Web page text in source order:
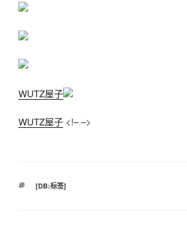
WUTZ屋子
WUTZ屋子 <!– –>
標
[DB:标签]